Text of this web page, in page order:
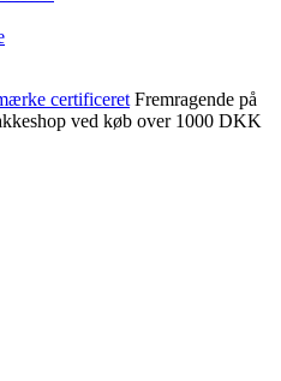
certificeret Fremragende på
ved køb over 1000 DKK